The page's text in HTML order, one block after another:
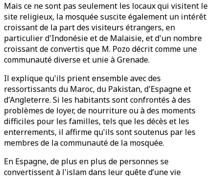
Mais ce ne sont pas seulement les locaux qui visitent le
site religieux, la mosquée suscite également un intérêt
croissant de la part des visiteurs étrangers, en
particulier d'Indonésie et de Malaisie, et d'un nombre
croissant de convertis que M. Pozo décrit comme une
communauté diverse et unie à Grenade.
Il explique qu'ils prient ensemble avec des
ressortissants du Maroc, du Pakistan, d'Espagne et
d'Angleterre. Si les habitants sont confrontés à des
problèmes de loyer, de nourriture ou à des moments
difficiles pour les familles, tels que les décès et les
enterrements, il affirme qu'ils sont soutenus par les
membres de la communauté de la mosquée.
En Espagne, de plus en plus de personnes se
convertissent à l'islam dans leur quête d’une vie